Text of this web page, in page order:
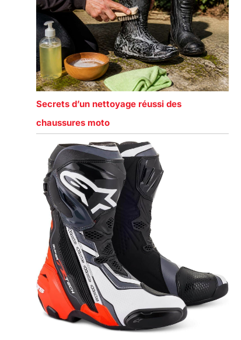
Secrets d’un nettoyage réussi des
chaussures moto